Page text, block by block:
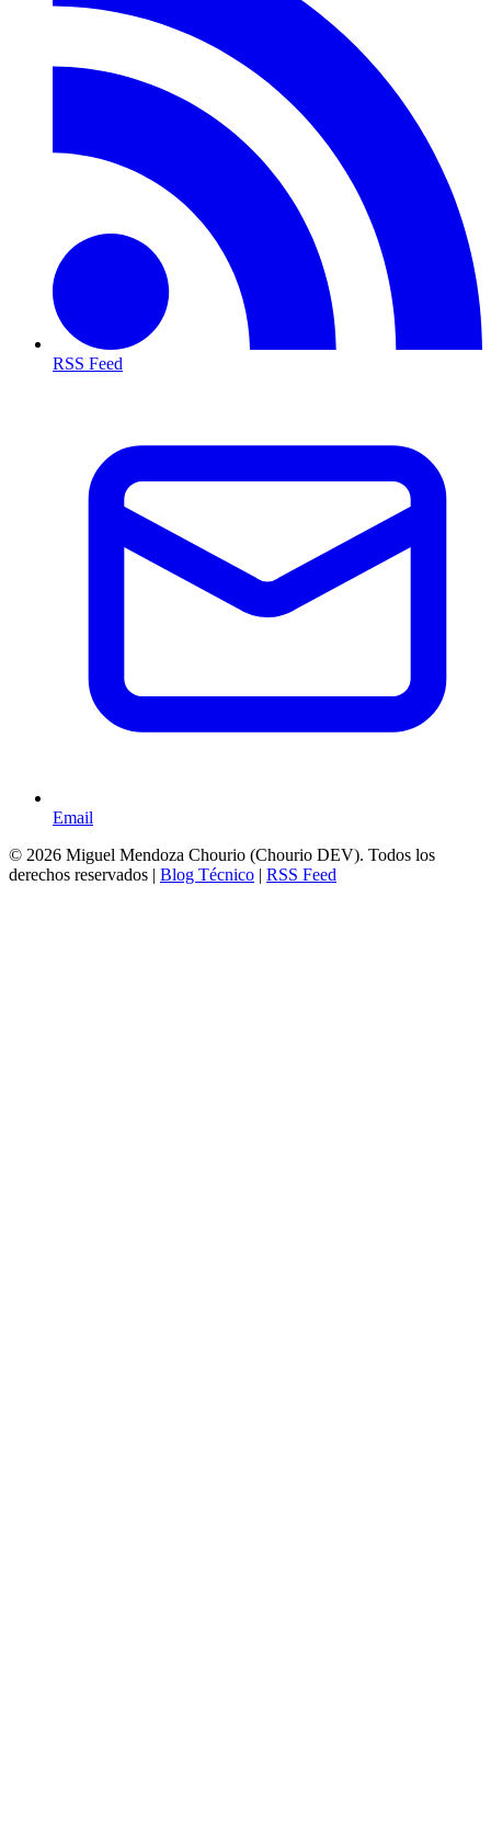
RSS Feed
Email
© 2026 Miguel Mendoza Chourio (Chourio DEV). Todos los
derechos reservados | Blog Técnico | RSS Feed